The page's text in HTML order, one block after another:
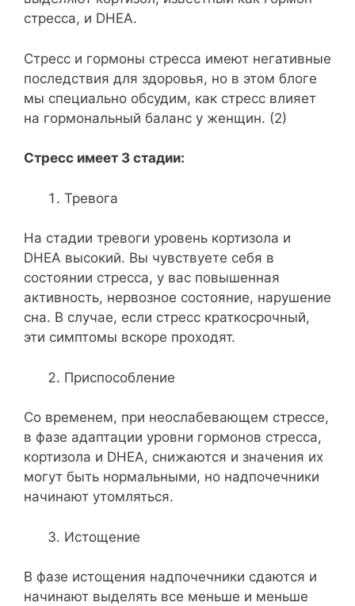
стресса, и DHEA.
Стресс и гормоны стресса имеют негативные
последствия для здоровья, но в этом блоге
мы специально обсудим, как стресс влияет
на гормональный баланс у женщин. (2)
Стресс имеет 3 стадии:
Тревога
На стадии тревоги уровень кортизола и
DHEA высокий. Вы чувствуете себя в
состоянии стресса, у вас повышенная
активность, нервозное состояние, нарушение
сна. В случае, если стресс краткосрочный,
эти симптомы вскоре проходят.
Приспособление
Со временем, при неослабевающем стрессе,
в фазе адаптации уровни гормонов стресса,
кортизола и DHEA, снижаются и значения их
могут быть нормальными, но надпочечники
начинают утомляться.
Истощение
В фазе истощения надпочечники сдаются и
начинают выделять все меньше и меньше